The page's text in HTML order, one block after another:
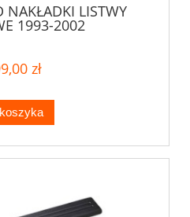
NAKŁADKI LISTWY
1993-2002
zł